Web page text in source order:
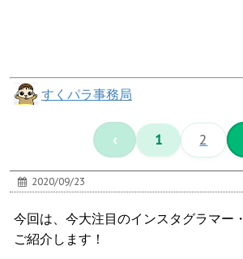
すくパラ事務局
‹ 1 2
2020/09/23
今回は、今大注目のインスタグラマー・
ご紹介します！